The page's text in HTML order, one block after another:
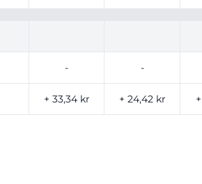
- -
+ 33,34 kr + 24,42 kr